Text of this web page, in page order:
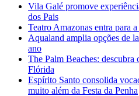
Vila Galé promove
dos Pais
Teatro Amazonas entra para
Aqualand amplia opções de
ano
The Palm Beaches:
Flórida
Espírito Santo consolida
muito além da Festa da Penha